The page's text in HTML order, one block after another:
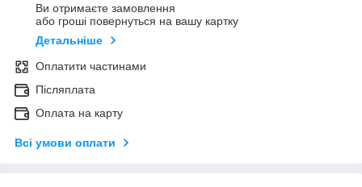
Ви отримаєте замовлення
або гроші повернуться на вашу картку
Детальніше
Оплатити частинами
Післяплата
Оплата на карту
Всі умови оплати